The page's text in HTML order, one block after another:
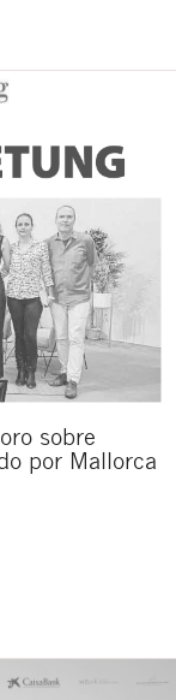
sobre
por Mallorca